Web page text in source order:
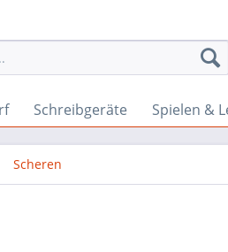
Schreibgeräte Spielen &
Scheren